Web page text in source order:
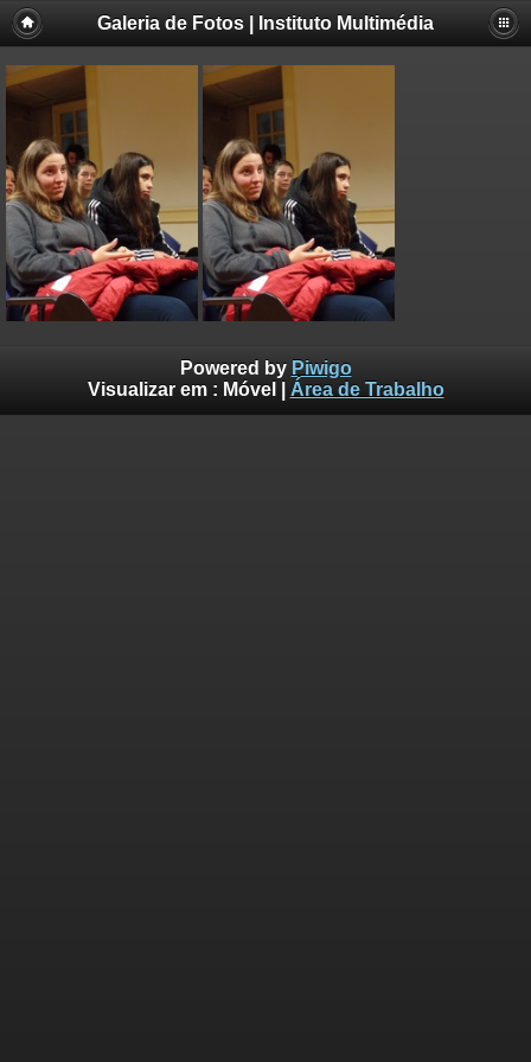
Galeria de Fotos | Instituto Multimédia
Powered by Piwigo
Visualizar em : Móvel Área de Trabalho